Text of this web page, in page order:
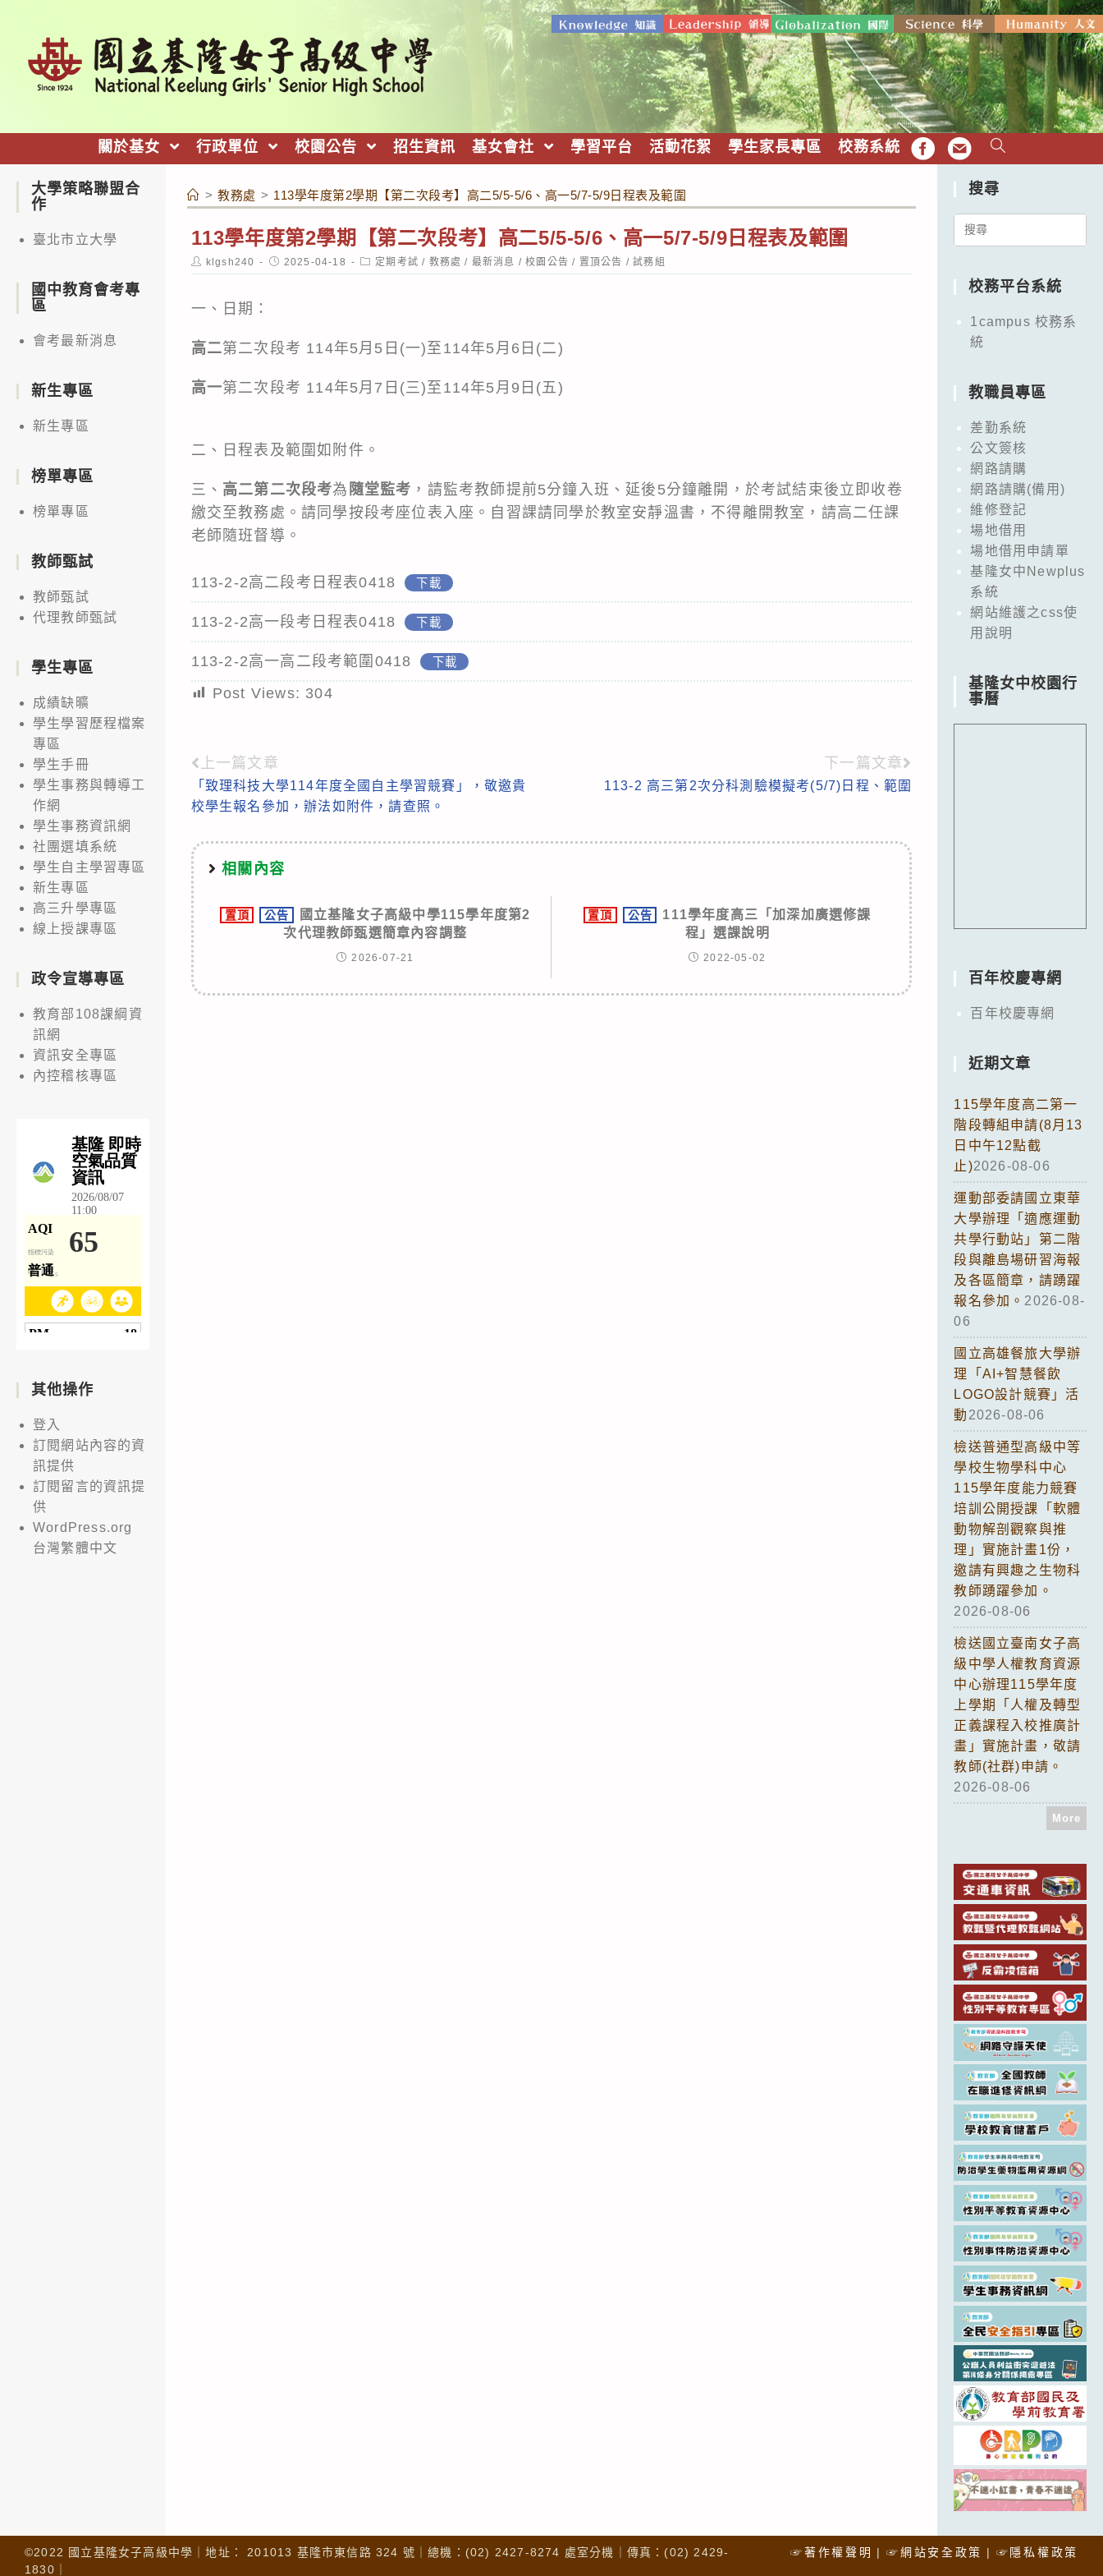
關於基女 行政單位 校園公告 招生資訊 基女會社 學習平台 活動花絮 學生家長專區 校務系統 FB EMAIL
> 教務處 > 113學年度第2學期【第二次段考】高二5/5-5/6、高一5/7-5/9日程表及範圍
113學年度第2學期【第二次段考】高二5/5-5/6、高一5/7-5/9日程表及範圍
Post
author:
klgsh240
Post
published:
2025-04-18
Post
category:
定期考試 / 教務處 / 最新消息 / 校園公告 / 置頂公告 / 試務組
一、日期：
高二第二次段考 114年5月5日(一)至114年5月6日(二)
高一第二次段考 114年5月7日(三)至114年5月9日(五)
二、日程表及範圍如附件。
三、 高二第二次段考為 隨堂監考 ，請監考教師提前5分鐘入班、延後5分鐘離開，於考試結束後立即收卷
繳交至教務處。請同學按段考座位表入座。自習課請同學於教室安靜溫書，不得離開教室，請高二任課
老師隨班督導。
113-2-2高二段考日程表0418 下載
113-2-2高一段考日程表0418 下載
113-2-2高一高二段考範圍0418 下載
Post Views: 304
Read
more
上一篇文章
「致理科技大學114年度全國自主學習競賽」，敬邀貴
校學生報名參加，辦法如附件，請查照。
下一篇文章
113-2 高三第2次分科測驗模擬考(5/7)日程、範圍
相關內容
置頂 公告
國立基隆女子高級中學115學年度第2
次代理教師甄選簡章內容調整
2026-07-21
置頂 公告
111學年度高三「加深加廣選修課
程」選課說明
2022-05-02
大學策略聯盟合
作
臺北市立大學
國中教育會考專
區
會考最新消息
新生專區
新生專區
榜單專區
榜單專區
教師甄試
教師甄試
代理教師甄試
學生專區
成績缺曠
學生學習歷程檔案
專區
學生手冊
學生事務與轉導工
作網
學生事務資訊網
社團選填系統
學生自主學習專區
新生專區
高三升學專區
線上授課專區
政令宣導專區
教育部108課綱資
訊網
資訊安全專區
內控稽核專區
其他操作
登入
訂閱網站內容的資
訊提供
訂閱留言的資訊提
供
WordPress.org
台灣繁體中文
搜尋
Search
校務平台系統
1campus 校務系
統
教職員專區
差勤系統
公文簽核
網路請購
網路請購(備用)
維修登記
場地借用
場地借用申請單
基隆女中Newplus
系統
網站維護之css使
用說明
基隆女中校園行
事曆
百年校慶專網
百年校慶專網
近期文章
115學年度高二第一
階段轉組申請(8月13
日中午12點截
止)2026-08-06
運動部委請國立東華
大學辦理「適應運動
共學行動站」第二階
段與離島場研習海報
及各區簡章，請踴躍
報名參加。 2026-08-
06
國立高雄餐旅大學辦
理「AI+智慧餐飲
LOGO設計競賽」活
動 2026-08-06
檢送普通型高級中等
學校生物學科中心
115學年度能力競賽
培訓公開授課「軟體
動物解剖觀察與推
理」實施計畫1份，
邀請有興趣之生物科
教師踴躍參加。
2026-08-06
檢送國立臺南女子高
級中學人權教育資源
中心辦理115學年度
上學期「人權及轉型
正義課程入校推廣計
畫」實施計畫，敬請
教師(社群)申請。
2026-08-06
More
☞著作權聲明 ☞網站安全政策 ☞隱私權政策
©2022 國立基隆女子高級中學｜地址： 201013 基隆市東信路 324 號｜總機：(02) 2427-8274 處室分機｜傳真：(02) 2429-
1830｜